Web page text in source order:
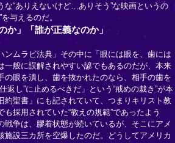
な“ありえないけど…ありそう”な映画というの
与えるのだ。
か」「誰が正義なのか」
ンムラビ法典」その中に「眼には眼を、歯には
一般に誤解されやすい諺でもあるのだが、本来
の眼を潰し、歯を抜かれたのなら、相手の歯を
し”に止めるべきだ」という“戒めの裁き”が本
約聖書」にも記されていて、つまりキリスト教
採用されていた“教えの規範”であったよう
戦争は、膠着状態が続いているが、そこにアメ
施設三カ所を空爆したのだ。どうしてアメリカ